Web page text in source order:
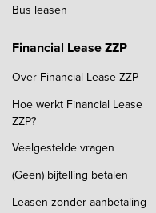
Bus leasen
Financial Lease ZZP
Over Financial Lease ZZP
Hoe werkt Financial Lease
ZZP?
Veelgestelde vragen
(Geen) bijtelling betalen
Leasen zonder aanbetaling